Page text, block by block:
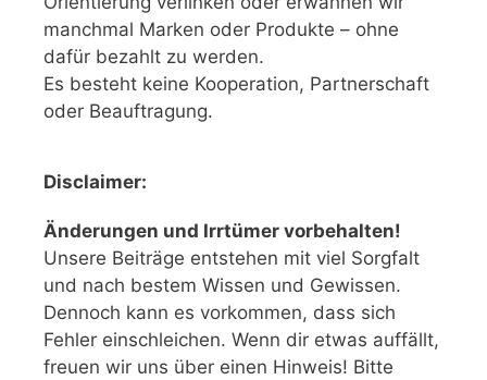
manchmal Marken oder Produkte – ohne
dafür bezahlt zu werden.
Es besteht keine Kooperation, Partnerschaft
oder Beauftragung.
Disclaimer:
Änderungen und Irrtümer vorbehalten!
Unsere Beiträge entstehen mit viel Sorgfalt
und nach bestem Wissen und Gewissen.
Dennoch kann es vorkommen, dass sich
Fehler einschleichen. Wenn dir etwas auffällt,
freuen wir uns über einen Hinweis! Bitte